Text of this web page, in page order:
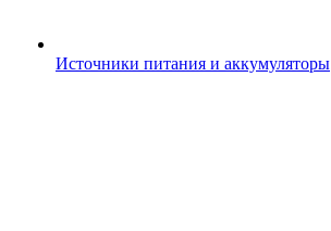
Источники питания и аккумуляторы